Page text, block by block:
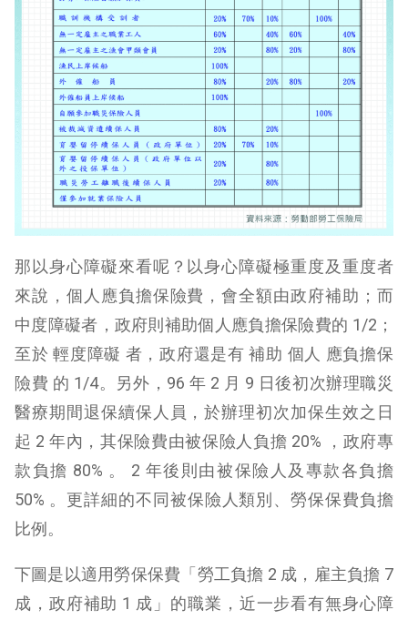
那以身心障礙來看呢？以身心障礙極重度及重度者
來說，個人應負擔保險費，會全額由政府補助；而
中度障礙者，政府則補助個人應負擔保險費的 1/2；
至於 輕度障礙 者，政府還是有 補助 個人 應負擔保
險費 的 1/4。另外，96 年 2 月 9 日後初次辦理職災
醫療期間退保續保人員，於辦理初次加保生效之日
起 2 年內，其保險費由被保險人負擔 20% ，政府專
款負擔 80% 。 2 年後則由被保險人及專款各負擔
50% 。更詳細的不同被保險人類別、勞保保費負擔
比例。
下圖是以適用勞保保費「勞工負擔 2 成，雇主負擔 7
成，政府補助 1 成」的職業，近一步看有無身心障